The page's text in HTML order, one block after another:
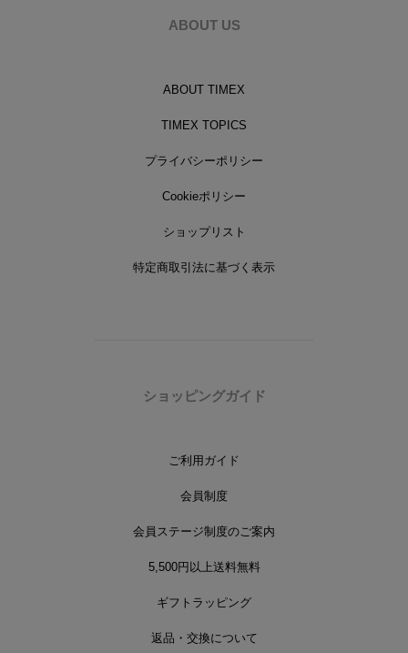
ABOUT US
ABOUT TIMEX
TIMEX TOPICS
プライバシーポリシー
Cookieポリシー
ショップリスト
特定商取引法に基づく表示
ショッピングガイド
ご利用ガイド
会員制度
会員ステージ制度のご案内
5,500円以上送料無料
ギフトラッピング
返品・交換について